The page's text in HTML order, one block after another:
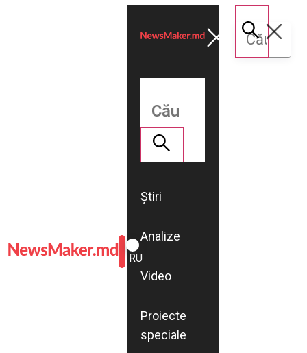
ROMÂNĂ
RU
Știri
Analize
Video
Proiecte
speciale